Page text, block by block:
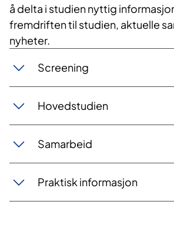
å delta i studien nyttig
fremdriften til studien, aktuelle
nyheter.
Screening
Hovedstudien
Samarbeid
Praktisk informasjon